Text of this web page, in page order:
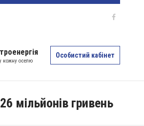
Особистий кабінет
кожну оселю
мільйонів гривень